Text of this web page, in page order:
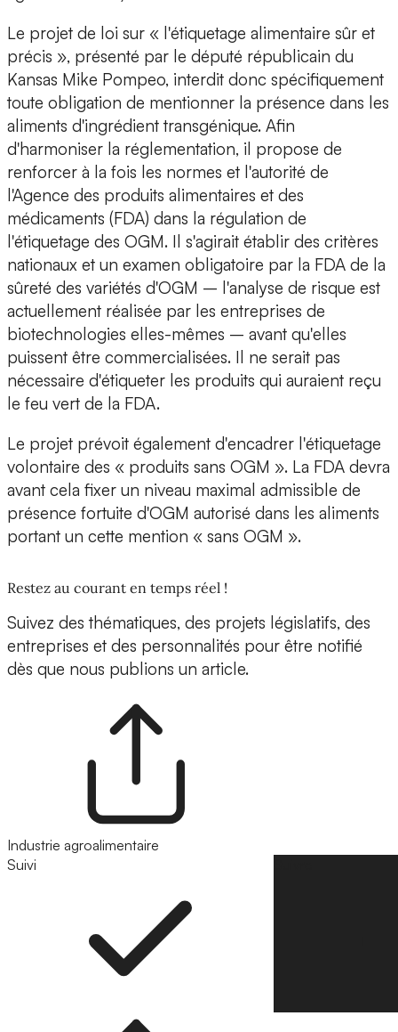
Le projet de loi sur « l'étiquetage alimentaire sûr et
précis », présenté par le député républicain du
Kansas Mike Pompeo, interdit donc spécifiquement
toute obligation de mentionner la présence dans les
aliments d'ingrédient transgénique. Afin
d'harmoniser la réglementation, il propose de
renforcer à la fois les normes et l'autorité de
l'Agence des produits alimentaires et des
médicaments (FDA) dans la régulation de
l'étiquetage des OGM. Il s'agirait établir des critères
nationaux et un examen obligatoire par la FDA de la
sûreté des variétés d'OGM – l'analyse de risque est
actuellement réalisée par les entreprises de
biotechnologies elles-mêmes – avant qu'elles
puissent être commercialisées. Il ne serait pas
nécessaire d'étiqueter les produits qui auraient reçu
le feu vert de la FDA.
Le projet prévoit également d'encadrer l'étiquetage
volontaire des « produits sans OGM ». La FDA devra
avant cela fixer un niveau maximal admissible de
présence fortuite d'OGM autorisé dans les aliments
portant un cette mention « sans OGM ».
Restez au courant en temps réel !
Suivez des thématiques, des projets législatifs, des
entreprises et des personnalités pour être notifié
dès que nous publions un article.
Industrie agroalimentaire
Suivi